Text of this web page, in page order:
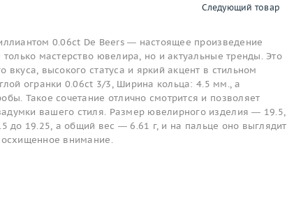
Следующий товар
0.06ct De Beers — настоящее произведение
мастерство ювелира, но и актуальные тренды. Это
вкуса, высокого статуса и яркий акцент в стильном
огранки 0.06ct 3/3, Ширина кольца: 4.5 мм., а
Такое сочетание отлично смотрится и позволяет
вашего стиля. Размер ювелирного изделия — 19.5,
до 19.25, а общий вес — 6.61 г, и на пальце оно выглядит
внимание.